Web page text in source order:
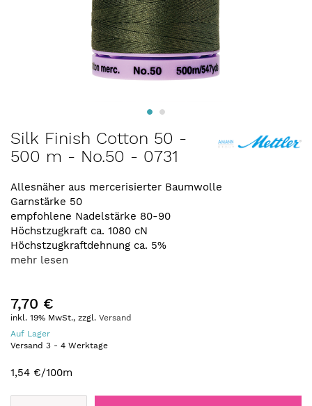
Zum
Anfang
der
springen
Silk Finish Cotton 50 -
500 m - No.50 - 0731
Allesnäher aus mercerisierter Baumwolle
Garnstärke 50
empfohlene Nadelstärke 80-90
Höchstzugkraft ca. 1080 cN
Höchstzugkraftdehnung ca. 5%
mehr lesen
7,70 €
inkl. 19% MwSt., zzgl. Versand
Auf Lager
Versand 3 - 4 Werktage
1,54 €/100m